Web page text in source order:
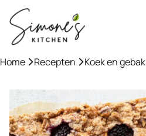
naar
inhoud
Home »Recepten »Koek en gebak